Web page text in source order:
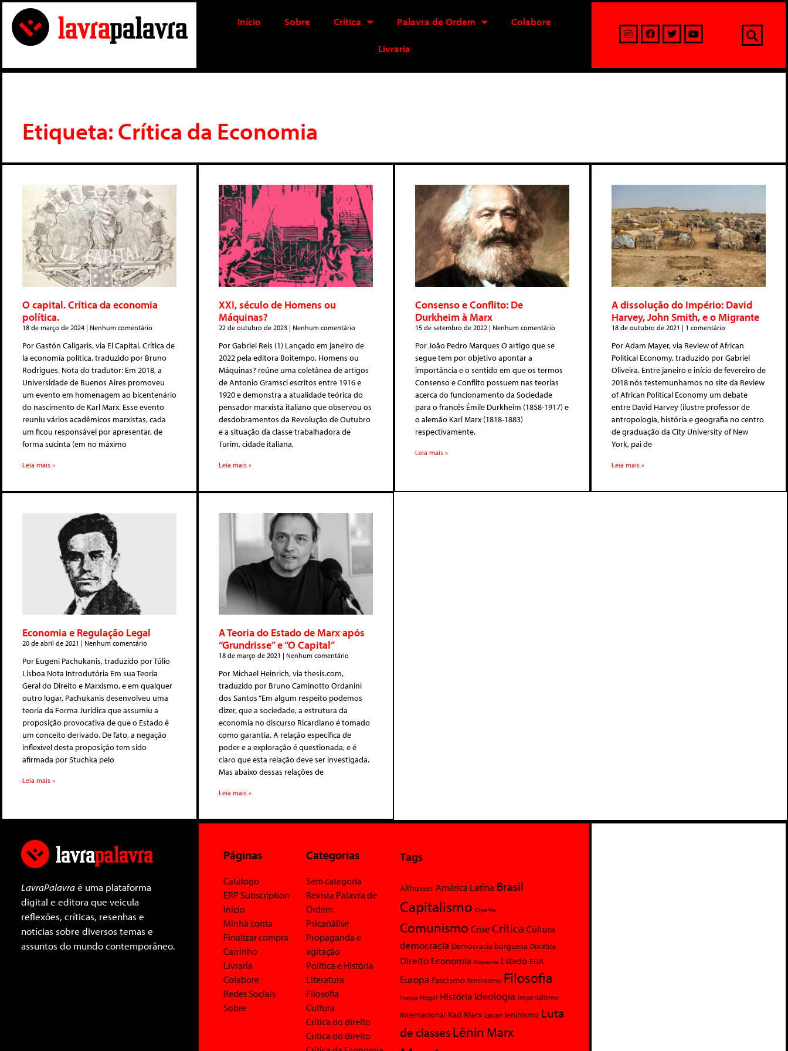
Início Sobre Crítica Palavra de Ordem Colabore
Livraria
Etiqueta: Crítica da Economia
O capital. Crítica da economia
política.
18 de março de 2024 Nenhum comentário
Por Gastón Caligaris, via El Capital. Crítica de
la economía política, traduzido por Bruno
Rodrigues. Nota do tradutor: Em 2018, a
Universidade de Buenos Aires promoveu
um evento em homenagem ao bicentenário
do nascimento de Karl Marx. Esse evento
reuniu vários acadêmicos marxistas, cada
um ficou responsável por apresentar, de
forma sucinta (em no máximo
Leia mais »
XXI, século de Homens ou
Máquinas?
22 de outubro de 2023 Nenhum comentário
Por Gabriel Reis (1) Lançado em janeiro de
2022 pela editora Boitempo, Homens ou
Máquinas? reúne uma coletânea de artigos
de Antonio Gramsci escritos entre 1916 e
1920 e demonstra a atualidade teórica do
pensador marxista italiano que observou os
desdobramentos da Revolução de Outubro
e a situação da classe trabalhadora de
Turim, cidade italiana,
Leia mais »
Consenso e Conflito: De
Durkheim à Marx
15 de setembro de 2022 Nenhum comentário
Por João Pedro Marques O artigo que se
segue tem por objetivo apontar a
importância e o sentido em que os termos
Consenso e Conflito possuem nas teorias
acerca do funcionamento da Sociedade
para o francês Émile Durkheim (1858-1917) e
o alemão Karl Marx (1818-1883)
respectivamente.
Leia mais »
A dissolução do Império: David
Harvey, John Smith, e o Migrante
18 de outubro de 2021 1 comentário
Por Adam Mayer, via Review of African
Political Economy, traduzido por Gabriel
Oliveira. Entre janeiro e início de fevereiro de
2018 nós testemunhamos no site da Review
of African Political Economy um debate
entre David Harvey (ilustre professor de
antropologia, história e geografia no centro
de graduação da City University of New
York, pai de
Leia mais »
Economia e Regulação Legal
20 de abril de 2021 Nenhum comentário
Por Eugeni Pachukanis, traduzido por Túlio
Lisboa Nota Introdutória Em sua Teoria
Geral do Direito e Marxismo, e em qualquer
outro lugar, Pachukanis desenvolveu uma
teoria da Forma Jurídica que assumiu a
proposição provocativa de que o Estado é
um conceito derivado. De fato, a negação
inflexível desta proposição tem sido
afirmada por Stuchka pelo
Leia mais »
A Teoria do Estado de Marx após
“Grundrisse” e “O Capital”
18 de março de 2021 Nenhum comentário
Por Michael Heinrich, via thesis.com,
traduzido por Bruno Caminotto Ordanini
dos Santos “Em algum respeito podemos
dizer, que a sociedade, a estrutura da
economia no discurso Ricardiano é tomado
como garantia. A relação específica de
poder e a exploração é questionada, e é
claro que esta relação deve ser investigada.
Mas abaixo dessas relações de
Leia mais »
LavraPalavraé uma plataforma
digital e editora que veicula
reflexões, críticas, resenhas e
notícias sobre diversos temas e
assuntos do mundo contemporâneo.
Páginas
Catálogo
ERP Subscription
Início
Minha conta
Finalizar compra
Carrinho
Livraria
Colabore
Redes Sociais
Sobre
Categorias
Sem categoria
Revista Palavra de
Ordem
Psicanálise
Propaganda e
agitação
Política e História
Literatura
Filosofia
Cultura
Crítica do direito
Crítica do direito
Tags
Althusser América Latina Brasil
Capitalismo Cinema
Comunismo Crise Crítica Cultura
democracia Democracia burguesa Dialética
Direito Economia Esquerda Estado EUA
Europa Fascismo feminismo Filosofia
França Hegel História Ideologia Imperialismo
Internacional Karl Marx Lacan leninismo Luta
de classesLênin Marx